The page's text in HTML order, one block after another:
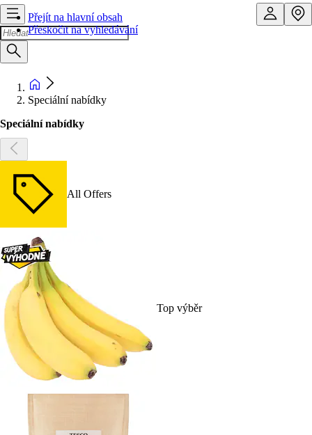
Přejít na hlavní obsah
Přeskočit na vyhledávání
Speciální nabídky
Speciální nabídky
All Offers
Top výběr